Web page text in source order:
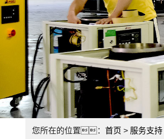
您所在的位置：首页 > 服务支持